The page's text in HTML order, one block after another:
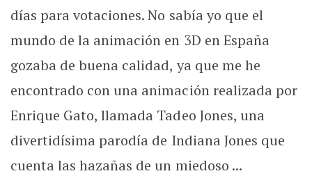
días para votaciones. No sabía yo que el
mundo de la animación en 3D en España
gozaba de buena calidad, ya que me he
encontrado con una animación realizada por
Enrique Gato, llamada Tadeo Jones, una
divertidísima parodía de Indiana Jones que
cuenta las hazañas de un miedoso ...